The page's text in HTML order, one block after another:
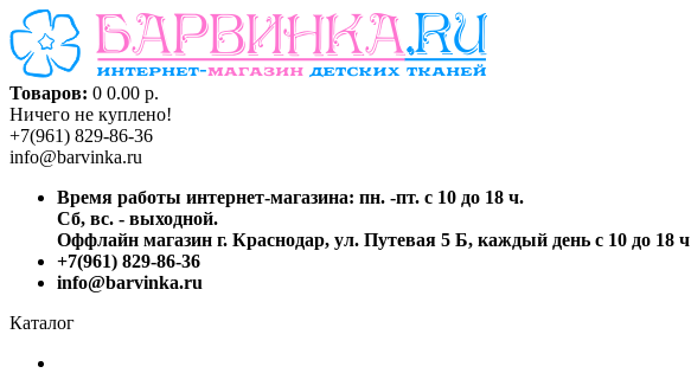
Товаров: 0 0.00 р.
Ничего не куплено!
+7(961) 829-86-36
info@barvinka.ru
Время работы интернет-магазина: пн. -пт. с 10 до 18 ч.
Сб, вс. - выходной.
Оффлайн магазин г. Краснодар, ул. Путевая 5 Б, каждый день с 10 до 18 ч
+7(961) 829-86-36
info@barvinka.ru
Каталог